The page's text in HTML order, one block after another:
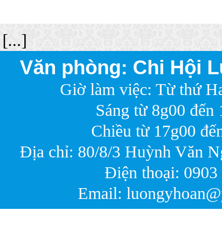
[...]
Văn phòng: Chi Hội
Giờ làm việc: Từ thứ
Sáng từ 8g00 đến
Chiều từ 17g00 đến
Địa chỉ: 80/8/3 Huỳnh Văn
Điện thoại: 0903
Email: